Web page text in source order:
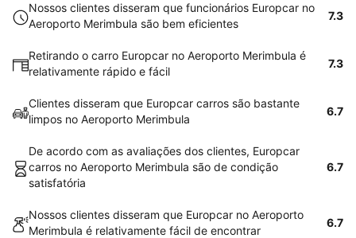
Nossos clientes disseram que funcionários Europcar no
Aeroporto Merimbula são bem eficientes
7.3
Retirando o carro Europcar no Aeroporto Merimbula é
relativamente rápido e fácil
7.3
Clientes disseram que Europcar carros são bastante
limpos no Aeroporto Merimbula
6.7
De acordo com as avaliações dos clientes, Europcar
carros no Aeroporto Merimbula são de condição
satisfatória
6.7
Nossos clientes disseram que Europcar no Aeroporto
Merimbula é relativamente fácil de encontrar
6.7